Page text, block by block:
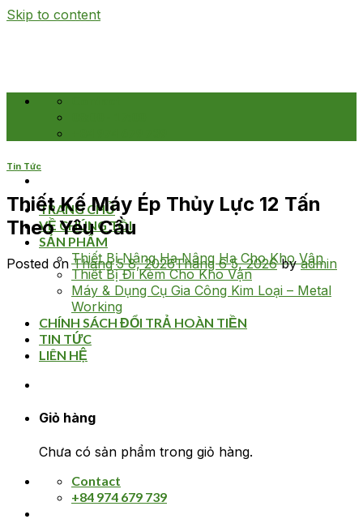
Skip to content
TRANG CHỦ
VỀ CHÚNG TÔI
SẢN PHẨM
Thiết Bị Nâng Hạ Nâng Hạ Cho Kho Vận
Thiết Bị Đi Kèm Cho Kho Vận
Máy & Dụng Cụ Gia Công Kim Loại – Metal
Working
CHÍNH SÁCH ĐỔI TRẢ HOÀN TIỀN
TIN TỨC
LIÊN HỆ
Giỏ hàng
Chưa có sản phẩm trong giỏ hàng.
Contact
+84 974 679 739
Tin Tức
Thiết Kế Máy Ép Thủy Lực 12 Tấn
Theo Yêu Cầu
Posted onTháng 5 8, 2026Tháng 6 5, 2026byadmin